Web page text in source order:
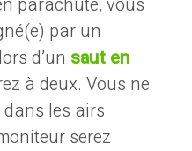
par un
d’un saut en
à deux. Vous ne
les airs
serez